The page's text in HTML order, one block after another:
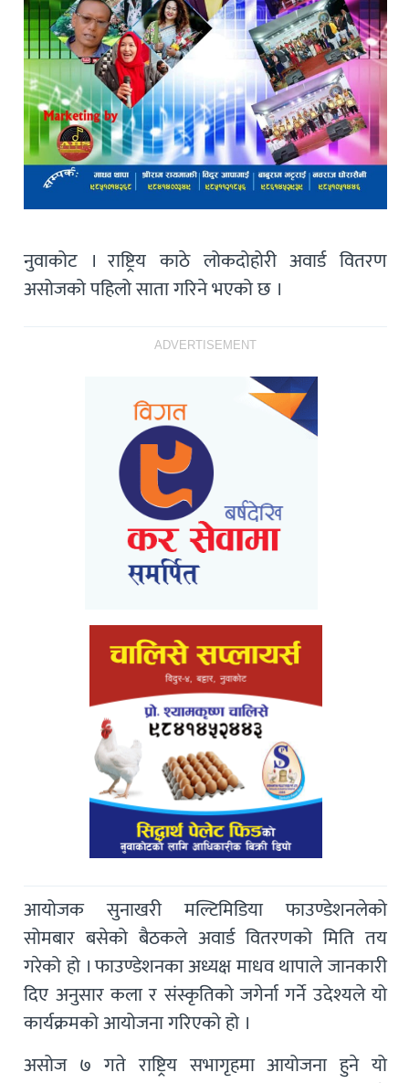
नुवाकोट । राष्ट्रिय काठे लोकदोहोरी अवार्ड वितरण
असोजको पहिलो साता गरिने भएको छ ।
ADVERTISEMENT
आयोजक सुनाखरी मल्टिमिडिया फाउण्डेशनलेको
सोमबार बसेको बैठकले अवार्ड वितरणको मिति तय
गरेको हो । फाउण्डेशनका अध्यक्ष माधव थापाले जानकारी
दिए अनुसार कला र संस्कृतिको जगेर्ना गर्ने उदेश्यले यो
कार्यक्रमको आयोजना गरिएको हो ।
असोज ७ गते राष्ट्रिय सभागृहमा आयोजना हुने यो